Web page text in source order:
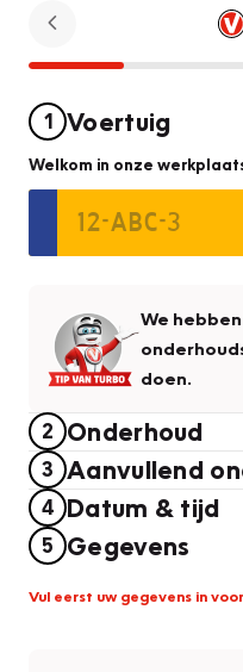
1 Voertuig
Welkom in onze
We
doen.
2 Onderhoud
3 Aanvullend
4 Datum & tijd
5 Gegevens
Vul eerst uw gegevens in